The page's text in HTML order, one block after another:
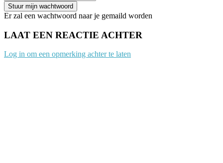
Er zal een wachtwoord naar je gemaild worden
LAAT EEN REACTIE ACHTER
Log in om een opmerking achter te laten